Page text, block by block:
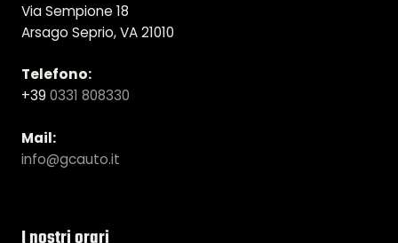
Via Sempione 18
Arsago Seprio, VA 21010
Telefono:
+39 0331 808330
Mail:
info@gcauto.it